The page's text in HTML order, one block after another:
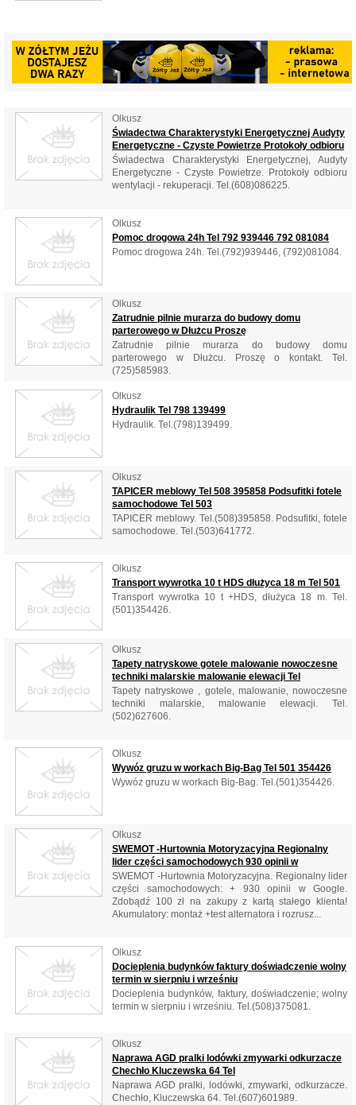
Olkusz
Świadectwa Charakterystyki Energetycznej Audyty
Energetyczne - Czyste Powietrze Protokoły odbioru
Świadectwa Charakterystyki Energetycznej, Audyty
Energetyczne - Czyste Powietrze. Protokoły odbioru
wentylacji - rekuperacji. Tel.(608)086225.
Olkusz
Pomoc drogowa 24h Tel 792 939446 792 081084
Pomoc drogowa 24h. Tel.(792)939446, (792)081084.
Olkusz
Zatrudnie pilnie murarza do budowy domu
parterowego w Dłużcu Proszę
Zatrudnie pilnie murarza do budowy domu
parterowego w Dłużcu. Proszę o kontakt. Tel.
(725)585983.
Olkusz
Hydraulik Tel 798 139499
Hydraulik. Tel.(798)139499.
Olkusz
TAPICER meblowy Tel 508 395858 Podsufitki fotele
samochodowe Tel 503
TAPICER meblowy. Tel.(508)395858. Podsufitki, fotele
samochodowe. Tel.(503)641772.
Olkusz
Transport wywrotka 10 t HDS dłużyca 18 m Tel 501
Transport wywrotka 10 t +HDS, dłużyca 18 m. Tel.
(501)354426.
Olkusz
Tapety natryskowe gotele malowanie nowoczesne
techniki malarskie malowanie elewacji Tel
Tapety natryskowe , gotele, malowanie, nowoczesne
techniki malarskie, malowanie elewacji. Tel.
(502)627606.
Olkusz
Wywóz gruzu w workach Big-Bag Tel 501 354426
Wywóz gruzu w workach Big-Bag. Tel.(501)354426.
Olkusz
SWEMOT -Hurtownia Motoryzacyjna Regionalny
lider części samochodowych 930 opinii w
SWEMOT -Hurtownia Motoryzacyjna. Regionalny lider
części samochodowych: + 930 opinii w Google.
Zdobądź 100 zł na zakupy z kartą stałego klienta!
Akumulatory: montaż +test alternatora i rozrusz...
Olkusz
Docieplenia budynków faktury doświadczenie wolny
termin w sierpniu i wrześniu
Docieplenia budynków, faktury, doświadczenie; wolny
termin w sierpniu i wrześniu. Tel.(508)375081.
Olkusz
Naprawa AGD pralki lodówki zmywarki odkurzacze
Chechło Kluczewska 64 Tel
Naprawa AGD pralki, lodówki, zmywarki, odkurzacze.
Chechło, Kluczewska 64. Tel.(607)601989.